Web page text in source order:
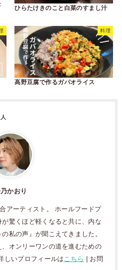
ひらたけきのこと白菜のすまし汁
料理
高野豆腐で作るガパオライス
かおり
アーティスト。 ホールフードプ
驚くほど軽くなると共に、内な
私の声』が聞こえてきました。
オンリーワンの道を進むための
しいプロフィールは こちら | お問